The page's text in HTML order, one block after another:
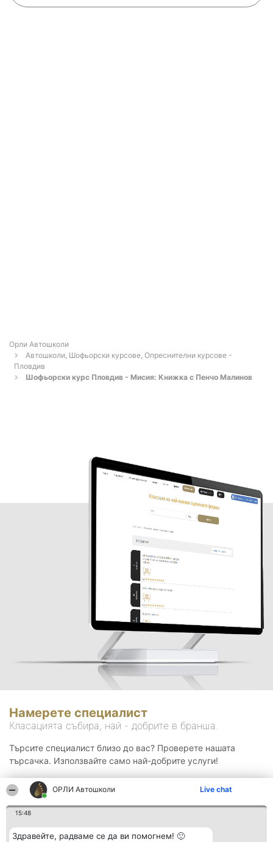
ОРЛИ Автошколи Live chat
15:48
Здравейте, радваме се да ви помогнем! 🙂
Орли Автошколи
Автошколи, Шофьорски курсове, Опреснителни курсове -
Пловдив
Шофьорски курс Пловдив - Мисия: Книжка с Пенчо Малинов
Намерете специалист
Класацията събира, най - добрите в бранша.
Търсите специалист близо до вас? Проверете нашата
търсачка. Използвайте само най-добрите услуги!